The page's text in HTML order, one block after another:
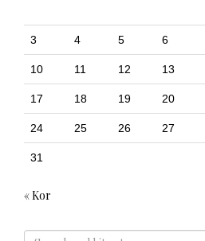
3 4 5 6
10 11 12 13
17 18 19 20
24 25 26 27
31
« Kor